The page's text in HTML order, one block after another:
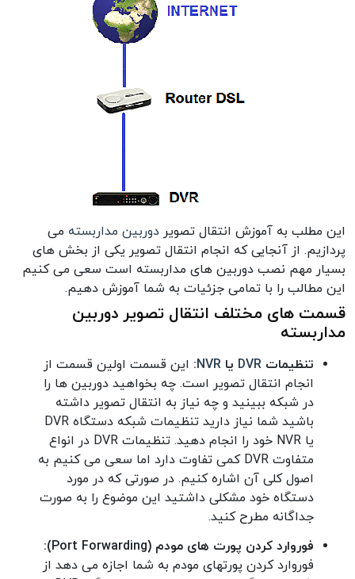
این مطلب به آموزش انتقال تصویر دوربین مداربسته می
پردازیم. از آنجایی که انجام انتقال تصویر یکی از بخش های
بسیار مهم نصب دوربین های مداربسته است سعی می کنیم
این مطالب را با تمامی جزئیات به شما آموزش دهیم.
قسمت های مختلف انتقال تصویر دوربین
مداربسته
تنظیمات DVR یا NVR
: این قسمت اولین قسمت از
انجام انتقال تصویر است. چه بخواهید دوربین ها را
در شبکه ببینید و چه نیاز به انتقال تصویر داشته
باشید شما نیاز دارید تنظیمات شبکه دستگاه DVR
یا NVR خود را انجام دهید. تنظیمات DVR در انواع
متفاوت DVR کمی تفاوت دارد اما سعی می کنیم به
اصول کلی آن اشاره کنیم. در صورتی که در مورد
دستگاه خود مشکلی داشتید این موضوع را به صورت
جداگانه مطرح کنید.
فوروارد کردن پورت های مودم (Port Forwarding):
فوروارد کردن پورتهای مودم به شما اجازه می دهد از